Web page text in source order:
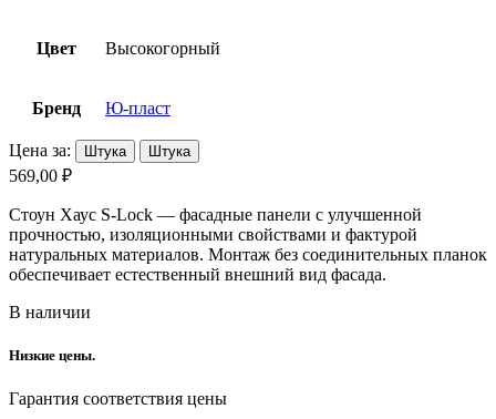
Цвет Высокогорный
Бренд Ю-пласт
Цена за: Штука Штука
569,00 ₽
Стоун Хаус S-Lock — фасадные панели с улучшенной
прочностью, изоляционными свойствами и фактурой
натуральных материалов. Монтаж без соединительных планок
обеспечивает естественный внешний вид фасада.
В наличии
Низкие цены.
Гарантия соответствия цены